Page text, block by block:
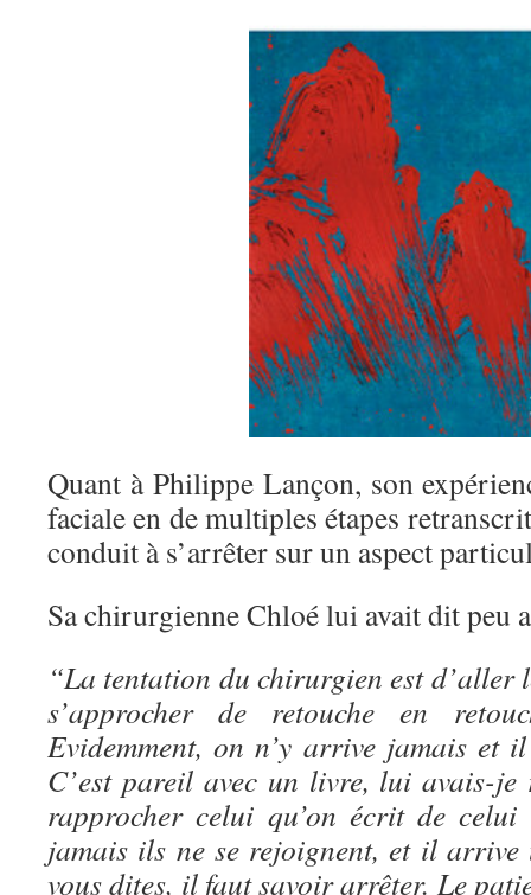
Quant à Philippe Lançon, son
faciale en de multiples étapes
conduit à s’arrêter sur un aspect
Sa chirurgienne Chloé lui avait dit peu
“La tentation du chirurgien est d’aller
s’approcher de retouche en
Evidemment, on n’y arrive jamais et
C’est pareil avec un livre, lui avais-je
rapprocher celui qu’on écrit de celui
jamais ils ne se rejoignent, et il arrive
vous dites, il faut savoir arrêter. Le